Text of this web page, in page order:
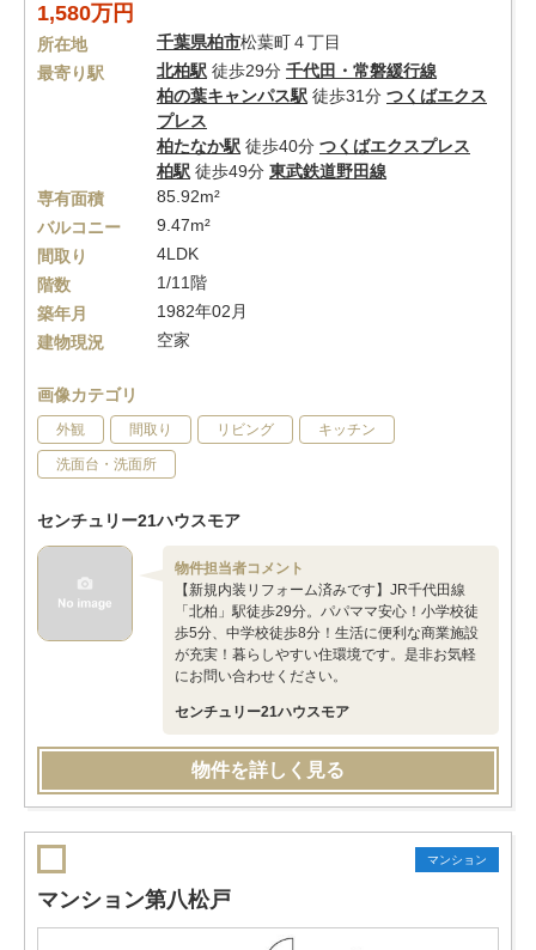
1,580万円
所在地 千葉県柏市松葉町４丁目
最寄り駅
北柏駅 徒歩29分 千代田・常磐緩行線
柏の葉キャンパス駅 徒歩31分 つくばエクス
プレス
柏たなか駅 徒歩40分 つくばエクスプレス
柏駅 徒歩49分 東武鉄道野田線
専有面積
85.92m²
バルコニー
9.47m²
間取り
4LDK
階数
1/11階
築年月
1982年02月
建物現況
空家
画像カテゴリ
外観 間取り リビング キッチン
洗面台・洗面所
センチュリー21ハウスモア
物件担当者コメント
【新規内装リフォーム済みです】JR千代田線
「北柏」駅徒歩29分。パパママ安心！小学校徒
歩5分、中学校徒歩8分！生活に便利な商業施設
が充実！暮らしやすい住環境です。是非お気軽
にお問い合わせください。
センチュリー21ハウスモア
物件を詳しく見る
マンション
マンション第八松戸